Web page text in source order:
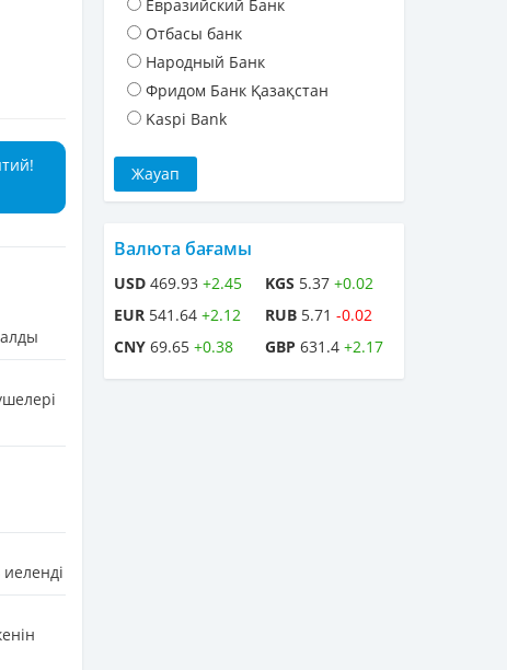
Евразийский Банк
Отбасы банк
Народный Банк
Фридом Банк Қазақстан
Kaspi Bank
Валюта бағамы
USD 469.93 +2.45
EUR 541.64 +2.12
CNY 69.65 +0.38
KGS 5.37 +0.02
RUB 5.71 -0.02
GBP 631.4 +2.17